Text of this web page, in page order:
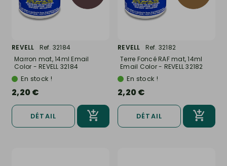
REVELL
Ref. 32184
Marron mat, 14ml Email
Color - REVELL 32184
En stock !
2,20 €
DÉTAIL
REVELL
Ref. 32182
Terre Foncé RAF mat, 14ml
Email Color - REVELL 32182
En stock !
2,20 €
DÉTAIL